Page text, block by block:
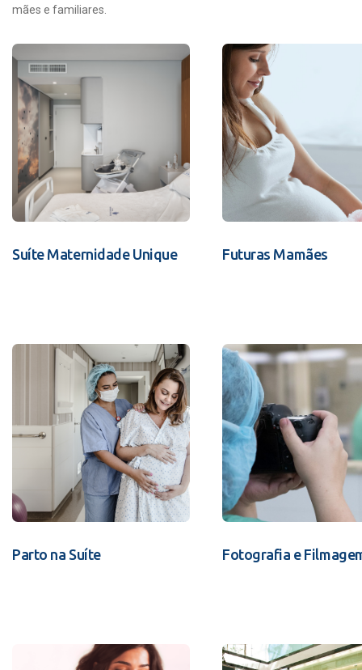
mães e familiares.
Suíte Maternidade Unique Futuras Mamães
Parto na Suíte Fotografia e